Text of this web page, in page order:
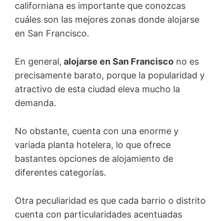
californiana es importante que conozcas
cuáles son las mejores zonas donde alojarse
en San Francisco.
En general, alojarse en San Francisco no es
precisamente barato, porque la popularidad y
atractivo de esta ciudad eleva mucho la
demanda.
No obstante, cuenta con una enorme y
variada planta hotelera, lo que ofrece
bastantes opciones de alojamiento de
diferentes categorías.
Otra peculiaridad es que cada barrio o distrito
cuenta con particularidades acentuadas